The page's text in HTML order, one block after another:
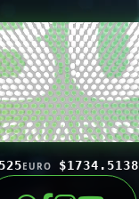
EURO $1734.5138